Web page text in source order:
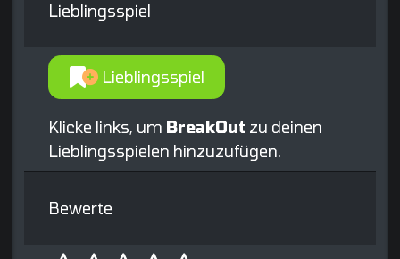
Lieblingsspiel
Lieblingsspiel
Klicke links, um BreakOut zu deinen
Lieblingsspielen hinzuzufügen.
Bewerte